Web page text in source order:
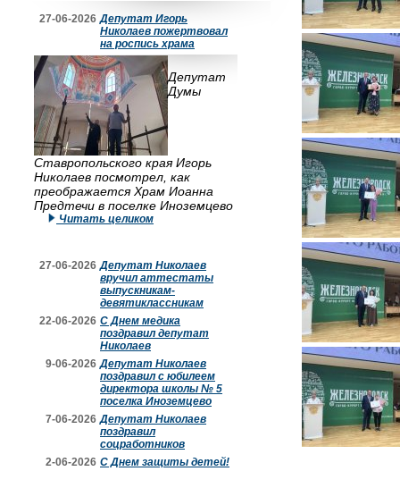
27-06-2026 Депутат Игорь
Николаев пожертвовал
на роспись храма
Депутат
Думы
Ставропольского края Игорь
Николаев посмотрел, как
преображается Храм Иоанна
Предтечи в поселке Иноземцево
Читать целиком
27-06-2026 Депутат Николаев
вручил аттестаты
выпускникам-
девятиклассникам
22-06-2026 С Днем медика
поздравил депутат
Николаев
9-06-2026 Депутат Николаев
поздравил с юбилеем
директора школы № 5
поселка Иноземцево
7-06-2026 Депутат Николаев
поздравил
соцработников
2-06-2026 С Днем защиты детей!